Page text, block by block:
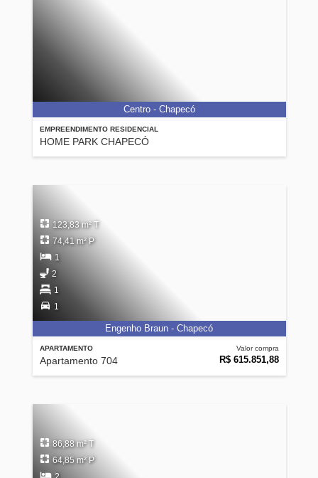
EMPREENDIMENTO RESIDENCIAL
HOME PARK CHAPECÓ
Centro - Chapecó
APARTAMENTO
Apartamento 704
Valor compra
R$ 615.851,88
123,83 m² T
74,41 m² P
1
2
1
1
Engenho Braun - Chapecó
86,88 m² T
64,85 m² P